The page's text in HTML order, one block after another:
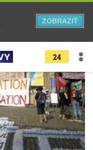
24
ZOBRAZIŤ